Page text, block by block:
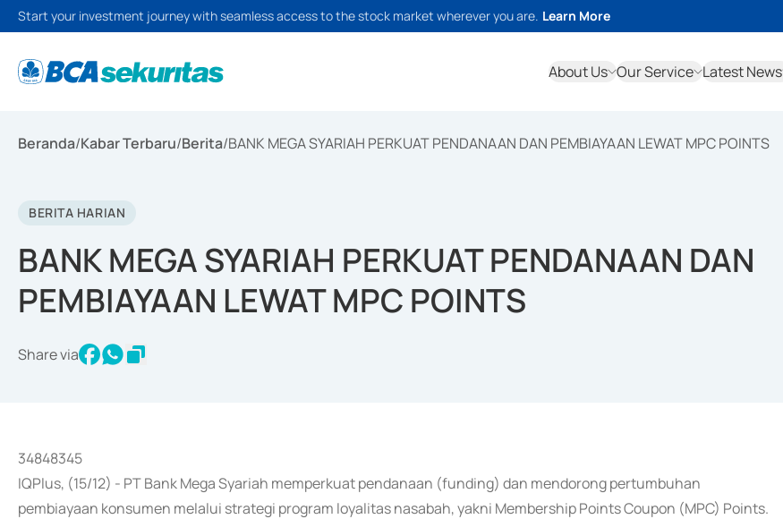
Start your investment journey with seamless access to the stock market wherever you are. Learn More
About Us Our Service Latest News
Beranda/Kabar Terbaru/Berita/BANK MEGA SYARIAH PERKUAT PENDANAAN DAN PEMBIAYAAN LEWAT MPC POINTS
BERITA HARIAN
BANK MEGA SYARIAH PERKUAT PENDANAAN DAN
PEMBIAYAAN LEWAT MPC POINTS
Share via
34848345
IQPlus, (15/12) - PT Bank Mega Syariah memperkuat pendanaan (funding) dan mendorong pertumbuhan
pembiayaan konsumen melalui strategi program loyalitas nasabah, yakni Membership Points Coupon (MPC) Points.